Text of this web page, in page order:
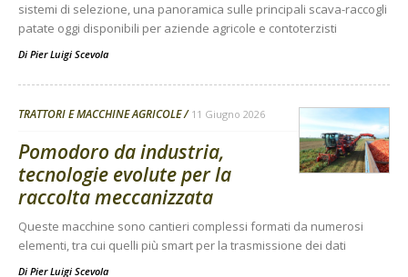
sistemi di selezione, una panoramica sulle principali scava-raccogli
patate oggi disponibili per aziende agricole e contoterzisti
Di Pier Luigi Scevola
TRATTORI E MACCHINE AGRICOLE 11 Giugno 2026
Pomodoro da industria,
tecnologie evolute per la
raccolta meccanizzata
Queste macchine sono cantieri complessi formati da numerosi
elementi, tra cui quelli più smart per la trasmissione dei dati
Di Pier Luigi Scevola